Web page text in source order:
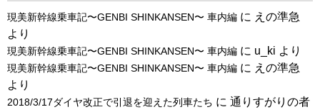
現美新幹線乗車記〜GENBI SHINKANSEN〜 車内編 に えの準急
より
現美新幹線乗車記〜GENBI SHINKANSEN〜 車内編 に u_ki より
現美新幹線乗車記〜GENBI SHINKANSEN〜 車内編 に えの準急
より
2018/3/17ダイヤ改正で引退を迎えた列車たち に 通りすがりの者